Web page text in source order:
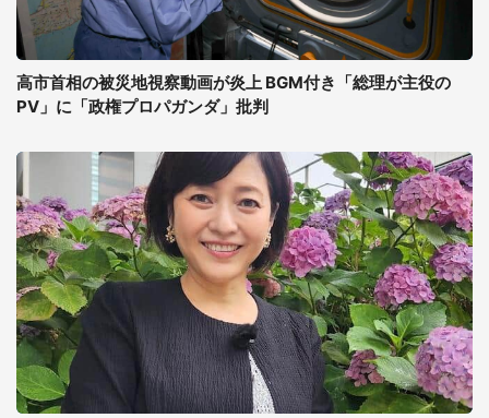
高市首相の被災地視察動画が炎上 BGM付き「総理が主役の
PV」に「政権プロパガンダ」批判